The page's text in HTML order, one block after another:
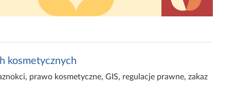
kosmetycznych
, prawo kosmetyczne, GIS, regulacje prawne, zakaz